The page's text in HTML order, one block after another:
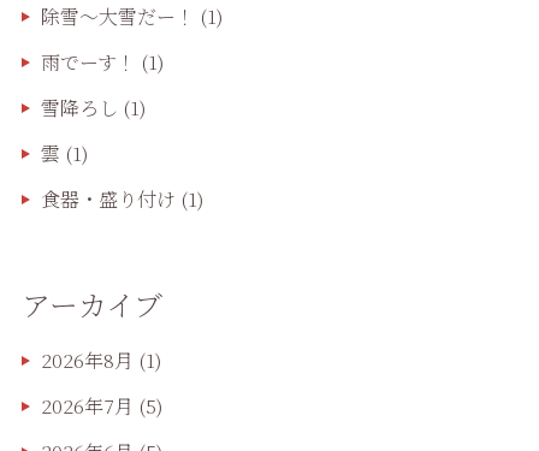
除雪〜大雪だー！ (1)
雨でーす！ (1)
雪降ろし (1)
雲 (1)
食器・盛り付け (1)
アーカイブ
2026年8月 (1)
2026年7月 (5)